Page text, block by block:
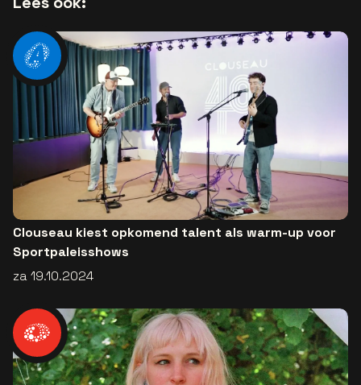
Clouseau kiest opkomend talent als warm-up voor
Sportpaleisshows
za 19.10.2024